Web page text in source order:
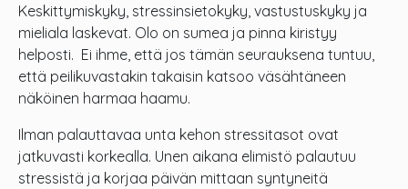
Keskittymiskyky, stressinsietokyky, vastustuskyky ja
mieliala laskevat. Olo on sumea ja pinna kiristyy
helposti. Ei ihme, että jos tämän seurauksena tuntuu,
että peilikuvastakin takaisin katsoo väsähtäneen
näköinen harmaa haamu.
Ilman palauttavaa unta kehon stressitasot ovat
jatkuvasti korkealla. Unen aikana elimistö palautuu
stressistä ja korjaa päivän mittaan syntyneitä